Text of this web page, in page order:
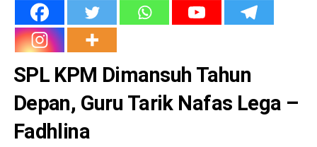
SPL KPM Dimansuh Tahun
Depan, Guru Tarik Nafas Lega –
Fadhlina